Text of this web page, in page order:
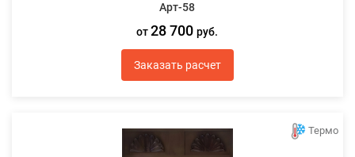
Арт-58
от28 700руб.
Заказать расчет
Термо